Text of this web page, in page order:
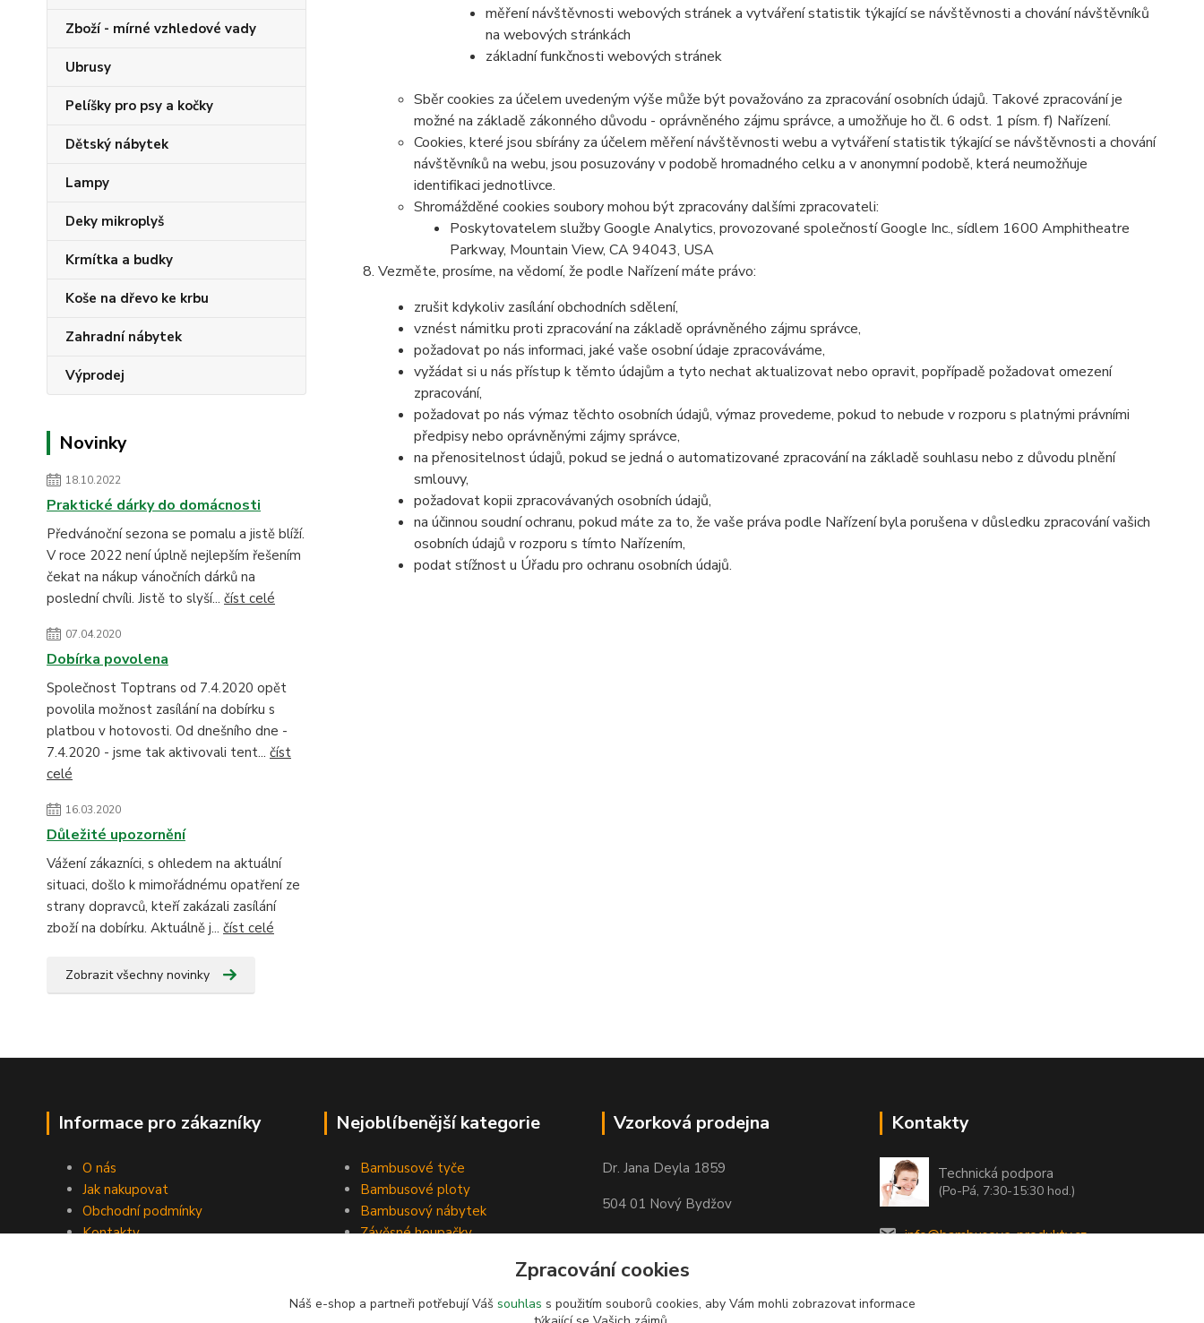
Zboží - mírné vzhledové vady
Ubrusy
Pelíšky pro psy a kočky
Dětský nábytek
Lampy
Deky mikroplyš
Krmítka a budky
Koše na dřevo ke krbu
Zahradní nábytek
Výprodej
Novinky
18.10.2022
Praktické dárky do domácnosti
Předvánoční sezona se pomalu a jistě blíží.
V roce 2022 není úplně nejlepším řešením
čekat na nákup vánočních dárků na
poslední chvíli. Jistě to slyší... číst celé
07.04.2020
Dobírka povolena
Společnost Toptrans od 7.4.2020 opět
povolila možnost zasílání na dobírku s
platbou v hotovosti. Od dnešního dne -
7.4.2020 - jsme tak aktivovali tent... číst
celé
16.03.2020
Důležité upozornění
Vážení zákazníci, s ohledem na aktuální
situaci, došlo k mimořádnému opatření ze
strany dopravců, kteří zakázali zasílání
zboží na dobírku. Aktuálně j... číst celé
Zobrazit všechny novinky
měření návštěvnosti webových stránek a vytváření statistik týkající se návštěvnosti a chování návštěvníků
na webových stránkách
základní funkčnosti webových stránek
Sběr cookies za účelem uvedeným výše může být považováno za zpracování osobních údajů. Takové zpracování je
možné na základě zákonného důvodu - oprávněného zájmu správce, a umožňuje ho čl. 6 odst. 1 písm. f) Nařízení.
Cookies, které jsou sbírány za účelem měření návštěvnosti webu a vytváření statistik týkající se návštěvnosti a chování
návštěvníků na webu, jsou posuzovány v podobě hromadného celku a v anonymní podobě, která neumožňuje
identifikaci jednotlivce.
Shromážděné cookies soubory mohou být zpracovány dalšími zpracovateli:
Poskytovatelem služby Google Analytics, provozované společností Google Inc., sídlem 1600 Amphitheatre
Parkway, Mountain View, CA 94043, USA
Vezměte, prosíme, na vědomí, že podle Nařízení máte právo:
zrušit kdykoliv zasílání obchodních sdělení,
vznést námitku proti zpracování na základě oprávněného zájmu správce,
požadovat po nás informaci, jaké vaše osobní údaje zpracováváme,
vyžádat si u nás přístup k těmto údajům a tyto nechat aktualizovat nebo opravit, popřípadě požadovat omezení
zpracování,
požadovat po nás výmaz těchto osobních údajů, výmaz provedeme, pokud to nebude v rozporu s platnými právními
předpisy nebo oprávněnými zájmy správce,
na přenositelnost údajů, pokud se jedná o automatizované zpracování na základě souhlasu nebo z důvodu plnění
smlouvy,
požadovat kopii zpracovávaných osobních údajů,
na účinnou soudní ochranu, pokud máte za to, že vaše práva podle Nařízení byla porušena v důsledku zpracování vašich
osobních údajů v rozporu s tímto Nařízením,
podat stížnost u Úřadu pro ochranu osobních údajů.
Informace pro zákazníky
O nás
Jak nakupovat
Obchodní podmínky
Kontakty
Nejoblíbenější kategorie
Bambusové tyče
Bambusové ploty
Bambusový nábytek
Závěsné houpačky
Vzorková prodejna
Dr. Jana Deyla 1859
504 01 Nový Bydžov
Otevírací doba:
Po - Pá 8:00 - 17:00
So - 8:00 - 17:00
Kontakty
Technická podpora
(Po-Pá, 7:30-15:30 hod.)
info@bambusove-produkty.cz
Zpracování cookies
Náš e-shop a partneři potřebují Váš souhlas s použitím souborů cookies, aby Vám mohli zobrazovat informace